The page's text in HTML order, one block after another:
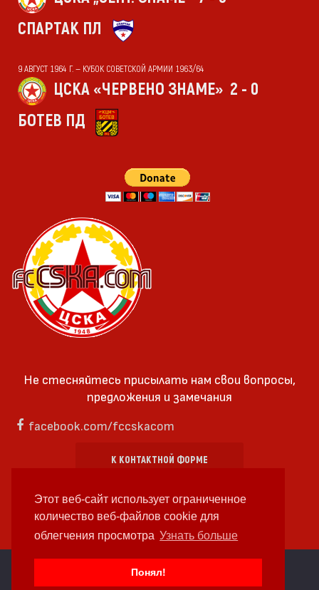
Этот веб-сайт использует ограниченное
количество веб-файлов cookie для
облегчения просмотра Узнать больше
Понял!
СПАРТАК ПЛ
9 АВГУСТ 1964 Г. — КУБОК СОВЕТСКОЙ АРМИИ 1963/64
ЦСКА «ЧЕРВЕНО ЗНАМЕ» 2 - 0
БОТЕВ ПД
Не стесняйтесь присылать нам свои вопросы,
предложения и замечания
facebook.com/fccskacom
К КОНТАКТНОЙ ФОРМЕ
cc by-sa 4.0 2018—2026 | Some Rights Reserved